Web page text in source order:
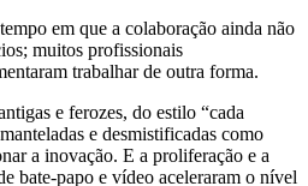
em que a colaboração ainda não
muitos profissionais
trabalhar de outra forma.
e ferozes, do estilo “cada
e desmistificadas como
a inovação. E a proliferação e a
bate-papo e vídeo aceleraram o nível